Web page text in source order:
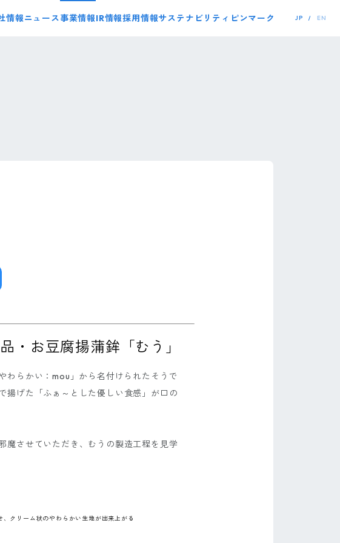
情報ニュース事業情報IR情報採用情報サステナビリティ ピンマーク JP EN
・お豆腐揚蒲鉾「むう」
わらかい：mou」から名付けられたそうで
揚げた「ふぁ～とした優しい食感」が口の
魔させていただき、むうの製造工程を見学
クリーム状のやわらかい生地が出来上がる